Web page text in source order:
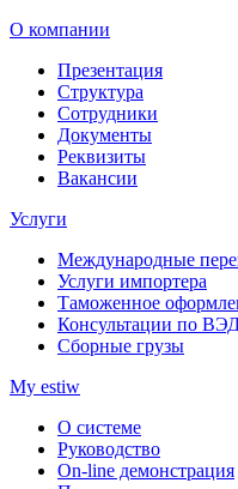
О компании
Презентация
Структура
Сотрудники
Документы
Реквизиты
Вакансии
Услуги
Международные
Услуги импортера
Таможенное
Консультации по
Сборные грузы
My estiw
О системе
Руководство
On-line демонстрация